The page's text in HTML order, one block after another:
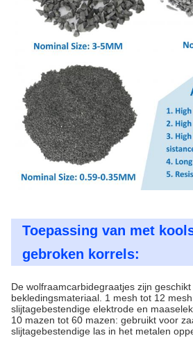
Toepassing van met
gebroken korrels:
De wolfraamcarbidegraatjes zijn
bekledingsmateriaal. 1 mesh tot 12
slijtagebestendige elektrode en
10 mazen tot 60 mazen: gebruikt voor
slijtagebestendige las in het metalen